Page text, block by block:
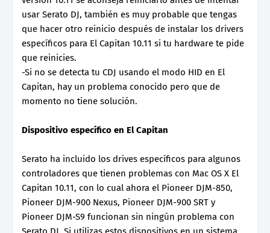
usar Serato DJ, también es muy probable que tengas
que hacer otro reinicio después de instalar los drivers
específicos para El Capitan 10.11 si tu hardware te pide
que reinicies.
-Si no se detecta tu CDJ usando el modo HID en El
Capitan, hay un problema conocido pero que de
momento no tiene solución.
Dispositivo específico en El Capitan
Serato ha incluido los drives específicos para algunos
controladores que tienen problemas con Mac OS X El
Capitan 10.11, con lo cual ahora el Pioneer DJM-850,
Pioneer DJM-900 Nexus, Pioneer DJM-900 SRT y
Pioneer DJM-S9 funcionan sin ningún problema con